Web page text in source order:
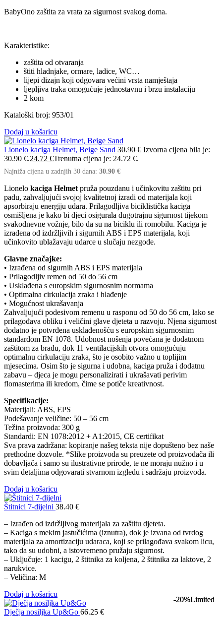
-20%Limited
BabyOno zaštita za vrata za sigurnost svakog doma.
Karakteristike:
zaštita od otvaranja
štiti hladnjake, ormare, ladice, WC…
lijepi dizajn koji odgovara većini vrsta namještaja
ljepljiva traka omogućuje jednostavnu i brzu instalaciju
2 kom
Kataloški broj: 953/01
-20%Limited
Dodaj u košaricu
Lionelo kaciga Helmet, Beige Sand 30.90€ Izvorna cijena bila je:
30.90 €.24.72 €Trenutna cijena je: 24.72 €.
Najniža cijena u zadnjih 30 dana: 30.90 €
Lionelo kaciga Helmet pruža pouzdanu i učinkovitu zaštitu pri
padu, zahvaljujući svojoj kvalitetnoj izradi od materijala koji
apsorbiraju energiju udara. Prilagodljiva biciklistička kaciga
osmišljena je kako bi djeci osigurala dugotrajnu sigurnost tijekom
svakodnevne vožnje, bilo da su na biciklu ili romobilu. Kaciga je
izrađena od izdržljivih i sigurnih ABS i EPS materijala, koji
učinkovito ublažavaju udarce u slučaju nezgode.
Glavne značajke:
• Izrađena od sigurnih ABS i EPS materijala
• Prilagodljiv remen od 50 do 56 cm
• Usklađena s europskim sigurnosnim normama
• Optimalna cirkulacija zraka i hlađenje
• Mogućnost ukrašavanja
Zahvaljujući podesivom remenu u rasponu od 50 do 56 cm, lako se
prilagođava obliku i veličini glave djeteta u razvoju. Njena sigurnost
dodatno je potvrđena usklađenošću s europskim sigurnosnim
standardom EN 1078. Udobnost nošenja povećana je dodatnom
zaštitom za bradu, dok 11 ventilacijskih otvora omogućuju
optimalnu cirkulaciju zraka, što je osobito važno u toplijim
mjesecima. Osim što je sigurna i udobna, kaciga pruža i dodatnu
zabavu – djeca je mogu personalizirati i ukrašavati perivim
flomasterima ili kredom, čime se potiče kreativnost.
Specifikacije:
Materijali: ABS, EPS
Podešavanje veličine: 50 – 56 cm
Težina proizvoda: 300 g
Standardi: EN 1078:2012 + A1:2015, CE certifikat
Sva prava zadržana: kopiranje našeg teksta nije dopušteno bez naše
prethodne dozvole. *Slike proizvoda su preuzete od proizvođača ili
dobavljača i samo su ilustrativne prirode, te ne moraju nužno i u
svim detaljima odgovarati stvarnom izgledu i sadržaju proizvoda.
Dodaj u košaricu
Štitnici 7-dijelni 38.40 €
– Izrađen od izdržljivog materijala za zaštitu djeteta.
– Kaciga s mekim jastučićima (iznutra), dok je izvana od tvrdog
materijala za amortizaciju udaraca, koji se prilagođava svakom licu,
tako da su udobni, a istovremeno pružaju sigurnost.
– Uključuje: 1 kacigu, 2 štitnika za koljena, 2 štitnika za laktove, 2
narukvice.
– Veličina: M
Dodaj u košaricu
Dječja nosiljka Up&Go 66.25 €